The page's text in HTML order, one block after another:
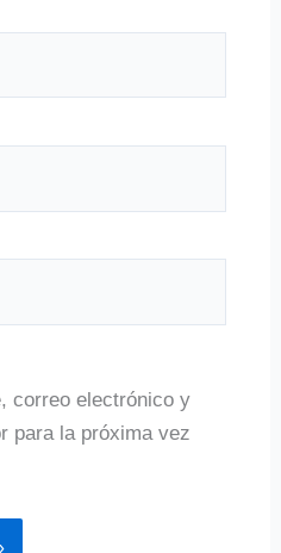
correo electrónico y
para la próxima vez